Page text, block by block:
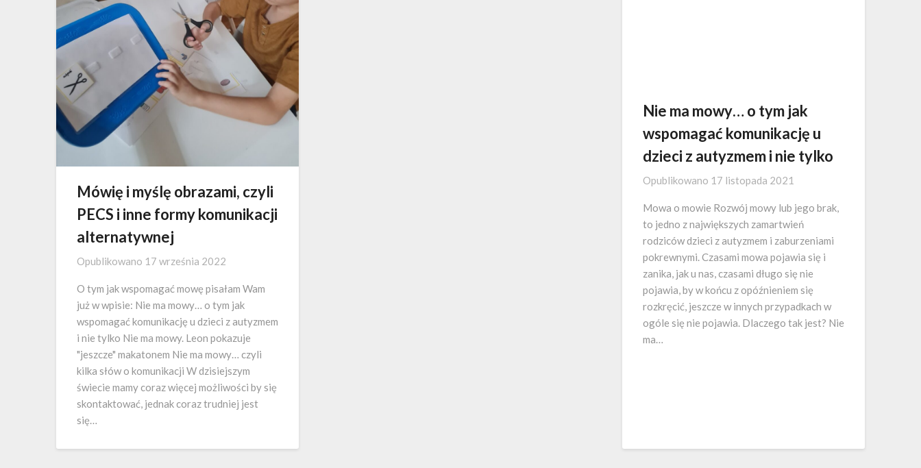
Mówię i myślę obrazami, czyli
PECS i inne formy komunikacji
alternatywnej
Opublikowano 17 września 2022
O tym jak wspomagać mowę pisałam Wam
już w wpisie: Nie ma mowy… o tym jak
wspomagać komunikację u dzieci z autyzmem
i nie tylko Nie ma mowy. Leon pokazuje
"jeszcze" makatonem Nie ma mowy… czyli
kilka słów o komunikacji W dzisiejszym
świecie mamy coraz więcej możliwości by się
skontaktować, jednak coraz trudniej jest
się…
Nie ma mowy… o tym jak
wspomagać komunikację u
dzieci z autyzmem i nie tylko
Opublikowano 17 listopada 2021
Mowa o mowie Rozwój mowy lub jego brak,
to jedno z największych zamartwień
rodziców dzieci z autyzmem i zaburzeniami
pokrewnymi. Czasami mowa pojawia się i
zanika, jak u nas, czasami długo się nie
pojawia, by w końcu z opóźnieniem się
rozkręcić, jeszcze w innych przypadkach w
ogóle się nie pojawia. Dlaczego tak jest? Nie
ma…